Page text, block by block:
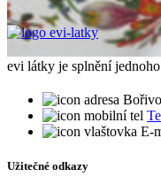
evi látky je splnění
E-
Užitečné odkazy